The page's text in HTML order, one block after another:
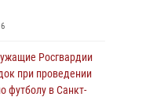
семинар по
6
Росгвардии
при проведении
футболу в Санкт-